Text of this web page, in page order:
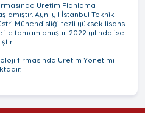
Üretim Planlama
Aynı yıl İstanbul Teknik
Mühendisliği tezli yüksek lisans
tamamlamıştır. 2022 yılında ise
firmasında Üretim Yönetimi